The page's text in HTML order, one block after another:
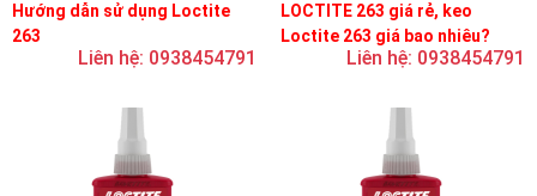
Hướng dẫn sử dụng Loctite
263
Liên hệ: 0938454791
LOCTITE 263 giá rẻ, keo
Loctite 263 giá bao nhiêu?
Liên hệ: 0938454791